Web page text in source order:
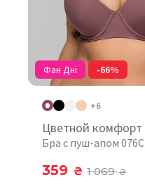
Фан Дні -66%
+6
Цветной комфорт
Бра с пуш-апом 076C
359 ₴ 1 069₴